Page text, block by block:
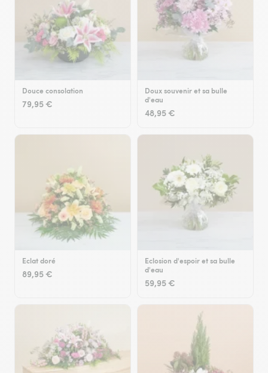
Douce consolation
79,95 €
Doux souvenir et sa bulle
d'eau
48,95 €
Eclat doré
89,95 €
Eclosion d'espoir et sa bulle
d'eau
59,95 €